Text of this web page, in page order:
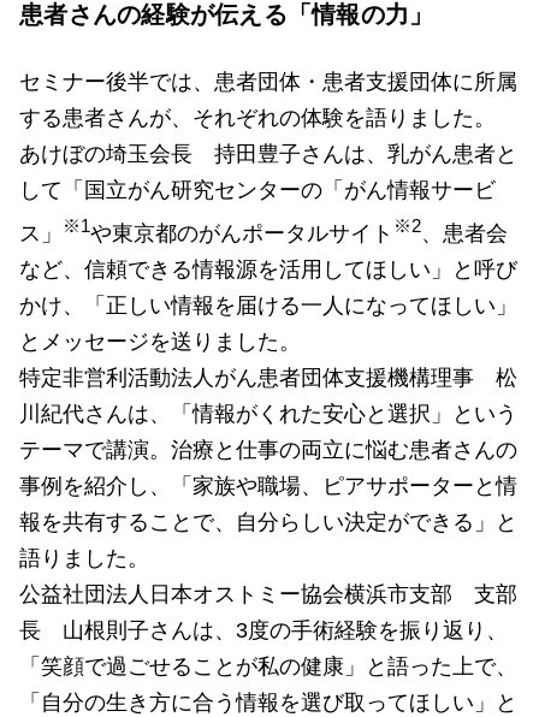
患者さんの経験が伝える「情報の力」
セミナー後半では、患者団体・患者支援団体に所属
する患者さんが、それぞれの体験を語りました。
あけぼの埼玉会長 持田豊子さんは、乳がん患者と
して「国立がん研究センターの「がん情報サービ
ス」
※1や東京都のがんポータルサイト ※2、患者会
など、信頼できる情報源を活用してほしい」と呼び
かけ、「正しい情報を届ける一人になってほしい」
とメッセージを送りました。
特定非営利活動法人がん患者団体支援機構理事 松
川紀代さんは、「情報がくれた安心と選択」という
テーマで講演。治療と仕事の両立に悩む患者さんの
事例を紹介し、「家族や職場、ピアサポーターと情
報を共有することで、自分らしい決定ができる」と
語りました。
公益社団法人日本オストミー協会横浜市支部 支部
長 山根則子さんは、3度の手術経験を振り返り、
「笑顔で過ごせることが私の健康」と語った上で、
「自分の生き方に合う情報を選び取ってほしい」と